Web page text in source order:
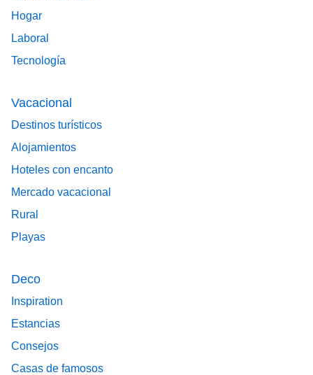
Hogar
Laboral
Tecnología
Vacacional
Destinos turísticos
Alojamientos
Hoteles con encanto
Mercado vacacional
Rural
Playas
Deco
Inspiration
Estancias
Consejos
Casas de famosos